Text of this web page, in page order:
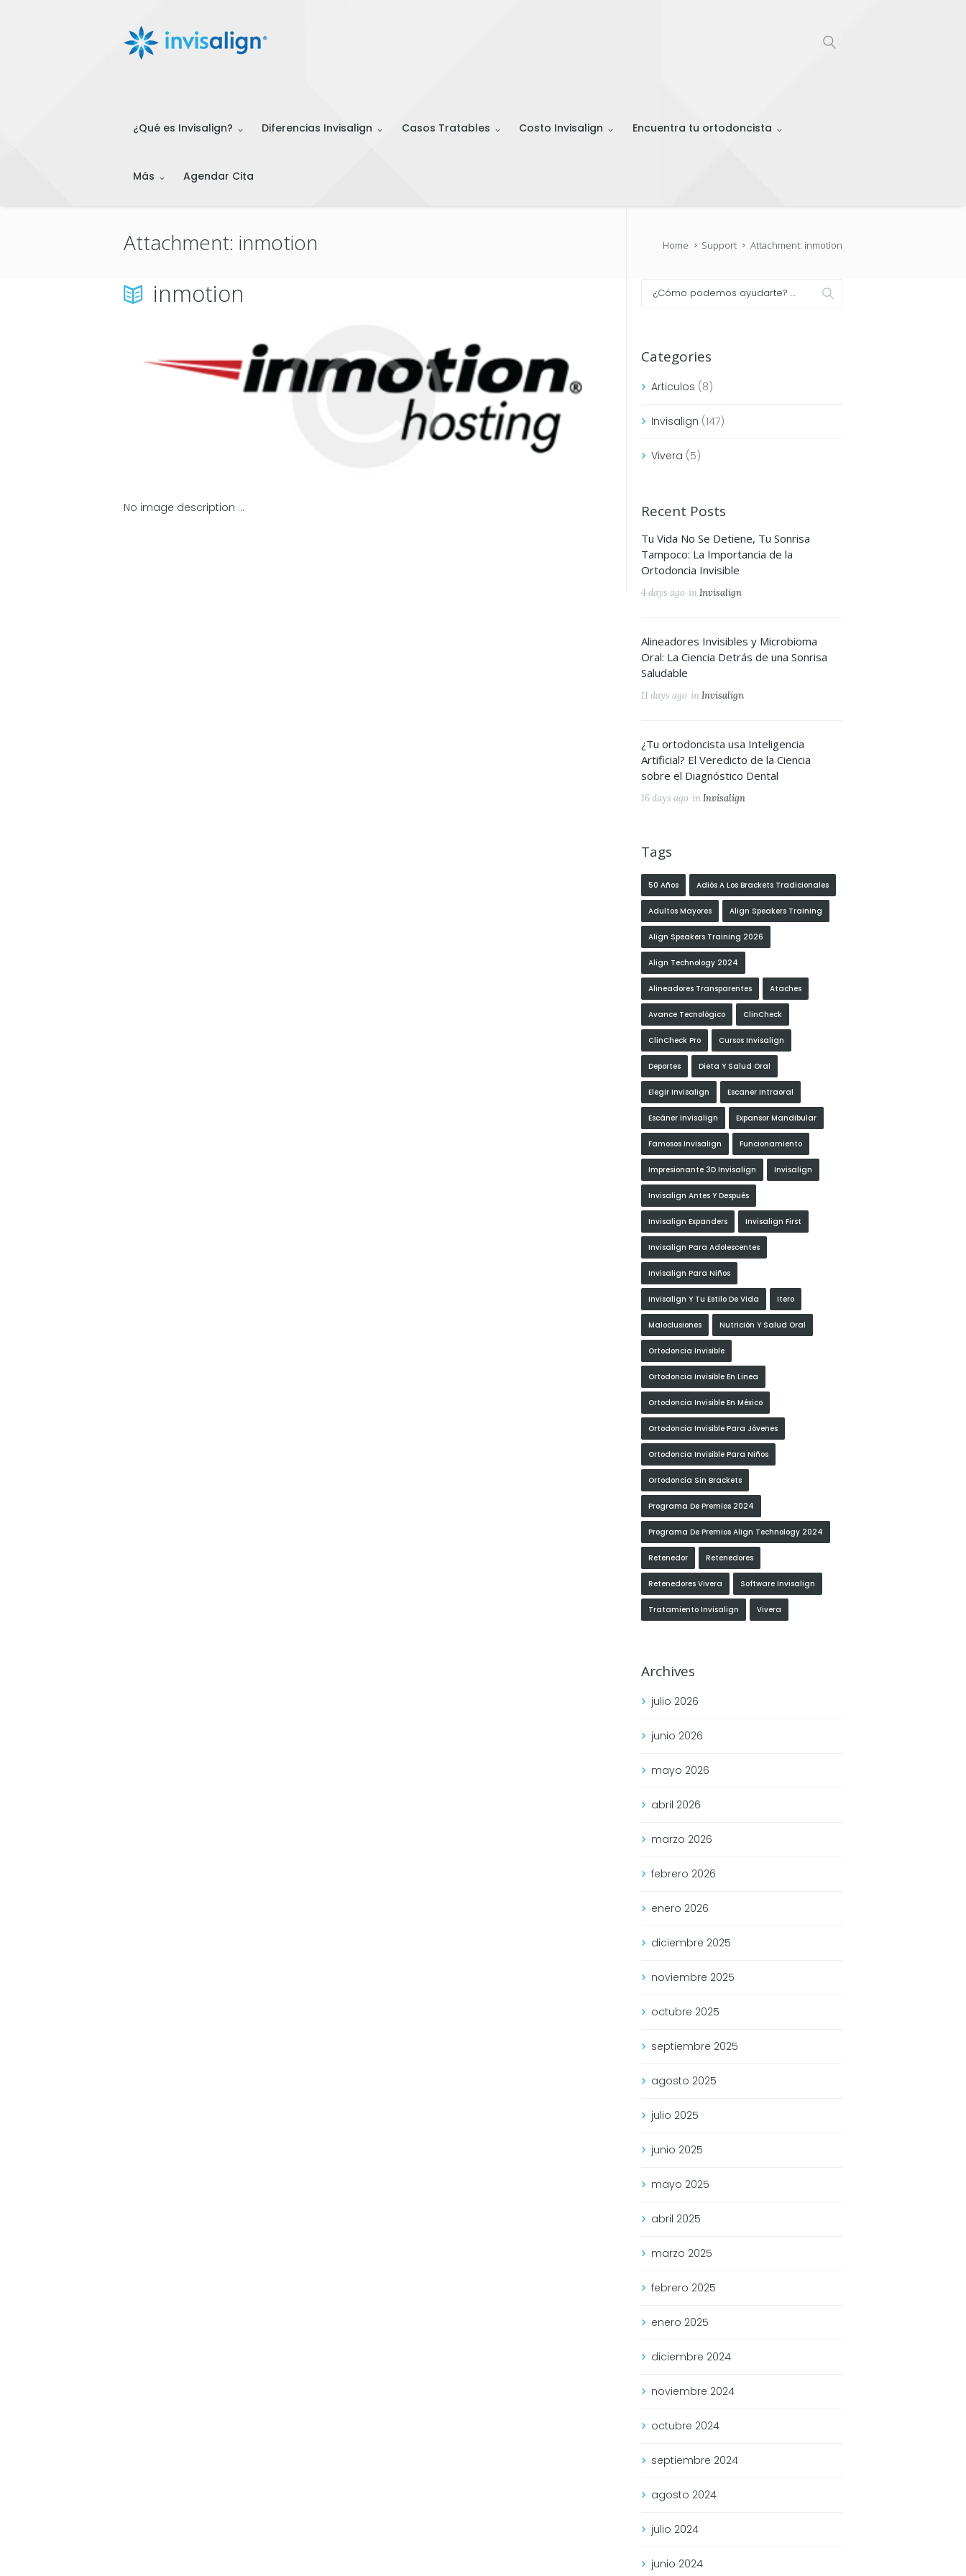
¿Qué es Invisalign? Diferencias Invisalign Casos Tratables Costo Invisalign Encuentra tu ortodoncista
Más Agendar Cita
Attachment: inmotion Home Support Attachment: inmotion
inmotion
No image description ...
Categories
Articulos (8)
Invisalign (147)
Vivera (5)
Recent Posts
Tu Vida No Se Detiene, Tu Sonrisa
Tampoco: La Importancia de la
Ortodoncia Invisible
4 days ago inInvisalign
Alineadores Invisibles y Microbioma
Oral: La Ciencia Detrás de una Sonrisa
Saludable
11 days ago inInvisalign
¿Tu ortodoncista usa Inteligencia
Artificial? El Veredicto de la Ciencia
sobre el Diagnóstico Dental
16 days ago inInvisalign
Tags
50 Años Adiós A Los Brackets Tradicionales
Adultos Mayores Align Speakers Training
Align Speakers Training 2026
Align Technology 2024
Alineadores Transparentes Ataches
Avance Tecnológico ClinCheck
ClinCheck Pro Cursos Invisalign
Deportes Dieta Y Salud Oral
Elegir Invisalign Escaner Intraoral
Escáner Invisalign Expansor Mandibular
Famosos Invisalign Funcionamiento
Impresionante 3D Invisalign Invisalign
Invisalign Antes Y Después
Invisalign Expanders Invisalign First
Invisalign Para Adolescentes
Invisalign Para Niños
Invisalign Y Tu Estilo De Vida Itero
Maloclusiones Nutrición Y Salud Oral
Ortodoncia Invisible
Ortodoncia Invisible En Linea
Ortodoncia Invisible En México
Ortodoncia Invisible Para Jóvenes
Ortodoncia Invisible Para Niños
Ortodoncia Sin Brackets
Programa De Premios 2024
Programa De Premios Align Technology 2024
Retenedor Retenedores
Retenedores Vivera Software Invisalign
Tratamiento Invisalign Vivera
Archives
julio 2026
junio 2026
mayo 2026
abril 2026
marzo 2026
febrero 2026
enero 2026
diciembre 2025
noviembre 2025
octubre 2025
septiembre 2025
agosto 2025
julio 2025
junio 2025
mayo 2025
abril 2025
marzo 2025
febrero 2025
enero 2025
diciembre 2024
noviembre 2024
octubre 2024
septiembre 2024
agosto 2024
julio 2024
junio 2024